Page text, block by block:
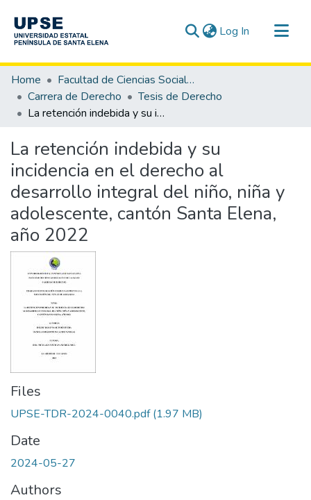
Log In (current)
Communities & Collections
All of DSpace
Statistics
Home
Facultad de Ciencias Sociales y de la Salud
Carrera de Derecho
Tesis de Derecho
La retención indebida y su incidencia en el derecho al desarrollo integral del niño, niña y adolescente, cantón Santa Elena, año 2022
La retención indebida y su
incidencia en el derecho al
desarrollo integral del niño, niña y
adolescente, cantón Santa Elena,
año 2022
Files
UPSE-TDR-2024-0040.pdf(1.97 MB)
Date
2024-05-27
Authors